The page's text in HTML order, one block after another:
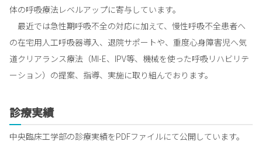
体の呼吸療法レベルアップに寄与しています。
最近では急性期呼吸不全の対応に加えて、慢性呼吸不全患者へ
の在宅用人工呼吸器導入、退院サポートや、重度心身障害児へ気
道クリアランス療法（MI-E、IPV等、機械を使った呼吸リハビリテ
ーション）の提案、指導、実施に取り組んでおります。
診療実績
中央臨床工学部の診療実績をPDFファイルにて公開しています。